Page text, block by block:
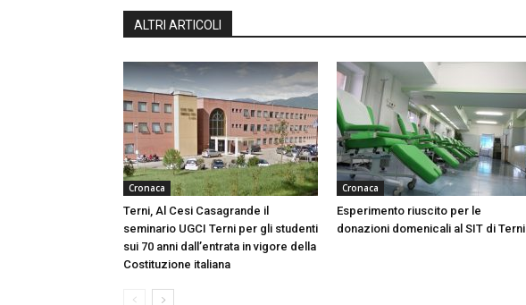
ALTRI ARTICOLI
Cronaca
Terni, Al Cesi Casagrande il
seminario UGCI Terni per gli studenti
sui 70 anni dall’entrata in vigore della
Costituzione italiana
Cronaca
Esperimento riuscito per le
donazioni domenicali al SIT di Terni